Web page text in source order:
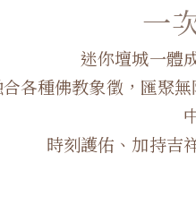
一
迷你壇城一體
各種佛教象徵，匯聚
時刻護佑、加持吉